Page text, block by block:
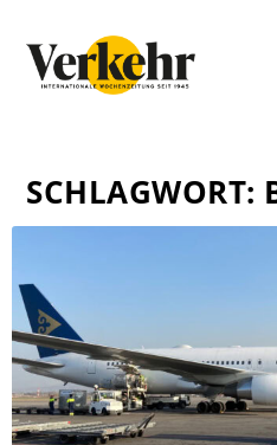
SCHLAGWORT: